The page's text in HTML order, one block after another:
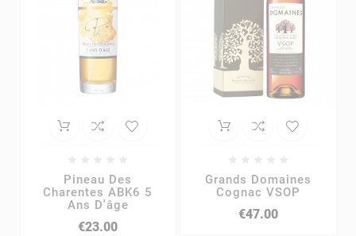
Pineau Des
Charentes ABK6 5
Ans D'âge
€23.00
Grands Domaines
Cognac VSOP
€47.00